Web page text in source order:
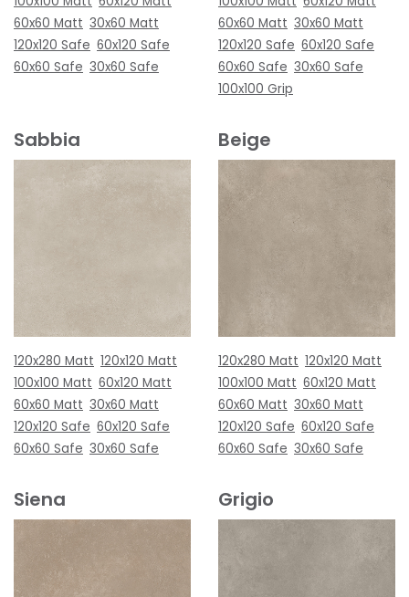
60x60 Matt 30x60 Matt
120x120 Safe 60x120 Safe
60x60 Safe 30x60 Safe
60x60 Matt 30x60 Matt
120x120 Safe 60x120 Safe
60x60 Safe 30x60 Safe
100x100 Grip
Sabbia
120x280 Matt 120x120 Matt
100x100 Matt 60x120 Matt
60x60 Matt 30x60 Matt
120x120 Safe 60x120 Safe
60x60 Safe 30x60 Safe
Beige
120x280 Matt 120x120 Matt
100x100 Matt 60x120 Matt
60x60 Matt 30x60 Matt
120x120 Safe 60x120 Safe
60x60 Safe 30x60 Safe
Siena Grigio